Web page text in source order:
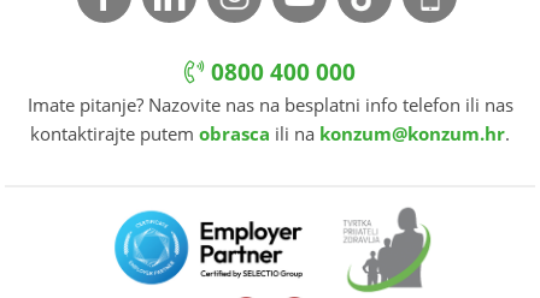
0800 400 000
Imate pitanje? Nazovite nas na besplatni info telefon ili nas
kontaktirajte putem obrasca ili na konzum@konzum.hr.